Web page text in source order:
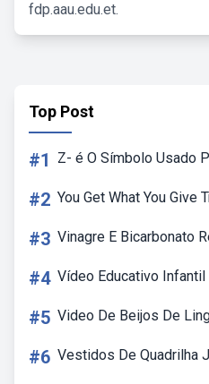
fdp.aau.edu.et.
Top Post
#1 Z- é O Símbolo Usado
#2 You Get What You Give
#3 Vinagre E Bicarbonato
#4 Vídeo Educativo Infantil
#5 Video De Beijos De
#6 Vestidos De Quadrilha